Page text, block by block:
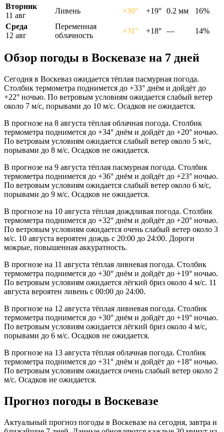
Вторник
11 авг
Ливень +30° +19° 0.2 мм
16%
Среда
12 авг
Переменная
облачность
+31° +18° — 14%
Обзор погоды в Воскевазе на 7 дней
Сегодня в Воскеваз ожидается тёплая пасмурная погода.
Столбик термометра поднимется до +33° днём и дойдёт до
+22° ночью. По ветровым условиям ожидается слабый ветер
около 7 м/с, порывами до 10 м/с. Осадков не ожидается.
В прогнозе на 8 августа тёплая облачная погода. Столбик
термометра поднимется до +34° днём и дойдёт до +20° ночью.
По ветровым условиям ожидается слабый ветер около 5 м/с,
порывами до 8 м/с. Осадков не ожидается.
В прогнозе на 9 августа тёплая пасмурная погода. Столбик
термометра поднимется до +36° днём и дойдёт до +23° ночью.
По ветровым условиям ожидается слабый ветер около 6 м/с,
порывами до 9 м/с. Осадков не ожидается.
В прогнозе на 10 августа тёплая дождливая погода. Столбик
термометра поднимется до +32° днём и дойдёт до +20° ночью.
По ветровым условиям ожидается очень слабый ветер около 3
м/с. 10 августа вероятен дождь с 20:00 до 24:00. Дороги
мокрые, повышенная аккуратность.
В прогнозе на 11 августа тёплая ливневая погода. Столбик
термометра поднимется до +30° днём и дойдёт до +19° ночью.
По ветровым условиям ожидается лёгкий бриз около 4 м/с. 11
августа вероятен ливень с 00:00 до 24:00.
В прогнозе на 12 августа тёплая ливневая погода. Столбик
термометра поднимется до +30° днём и дойдёт до +19° ночью.
По ветровым условиям ожидается лёгкий бриз около 4 м/с,
порывами до 6 м/с. Осадков не ожидается.
В прогнозе на 13 августа тёплая облачная погода. Столбик
термометра поднимется до +31° днём и дойдёт до +18° ночью.
По ветровым условиям ожидается очень слабый ветер около 2
м/с. Осадков не ожидается.
Прогноз погоды в Воскевазе
Актуальный прогноз погоды в Воскевазе на сегодня, завтра и